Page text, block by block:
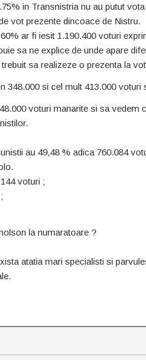
in Transnistria nu au putut
vot prezente dincoace de Nistru.
ar fi iesit 1.190.400 voturi
sa ne explice de unde apare
sa realizeze o prezenta la
348.000 si cel mult 413.000 voturi
voturi manarite si sa vedem
au 49,48 % adica 760.084
voturi ;
la numaratoare ?
atatia mari specialisti si